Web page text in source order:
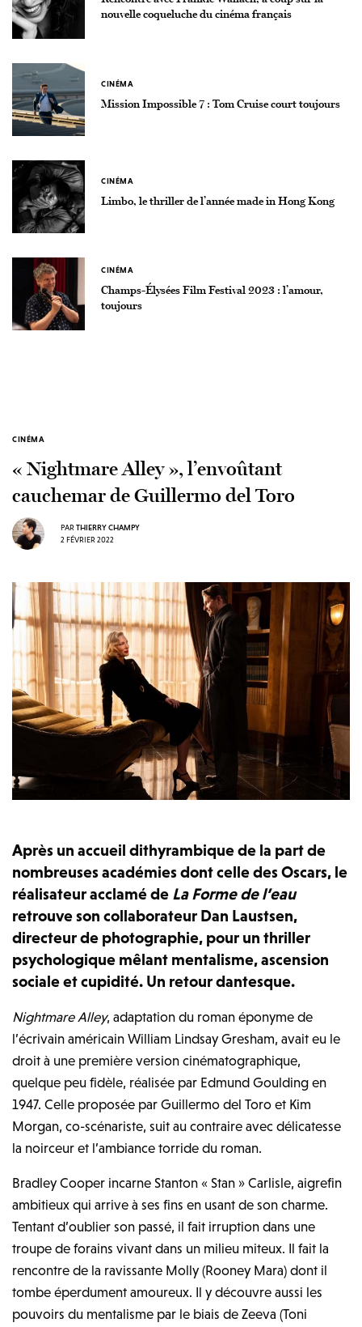
nouvelle coqueluche du cinéma français
CINÉMA
Mission Impossible 7 : Tom Cruise court toujours
CINÉMA
Limbo, le thriller de l’année made in Hong Kong
CINÉMA
Champs-Élysées Film Festival 2023 : l’amour,
toujours
CINÉMA
« Nightmare Alley », l’envoûtant
cauchemar de Guillermo del Toro
PAR THIERRY CHAMPY
2 FÉVRIER 2022
Après un accueil dithyrambique de la part de
nombreuses académies dont celle des Oscars, le
réalisateur acclamé de La Forme de l’eau
retrouve son collaborateur Dan Laustsen,
directeur de photographie, pour un thriller
psychologique mêlant mentalisme, ascension
sociale et cupidité. Un retour dantesque.
Nightmare Alley, adaptation du roman éponyme de
l’écrivain américain William Lindsay Gresham, avait eu le
droit à une première version cinématographique,
quelque peu fidèle, réalisée par Edmund Goulding en
1947. Celle proposée par Guillermo del Toro et Kim
Morgan, co-scénariste, suit au contraire avec délicatesse
la noirceur et l’ambiance torride du roman.
Bradley Cooper incarne Stanton « Stan » Carlisle, aigrefin
ambitieux qui arrive à ses fins en usant de son charme.
Tentant d’oublier son passé, il fait irruption dans une
troupe de forains vivant dans un milieu miteux. Il fait la
rencontre de la ravissante Molly (Rooney Mara) dont il
tombe éperdument amoureux. Il y découvre aussi les
pouvoirs du mentalisme par le biais de Zeeva (Toni